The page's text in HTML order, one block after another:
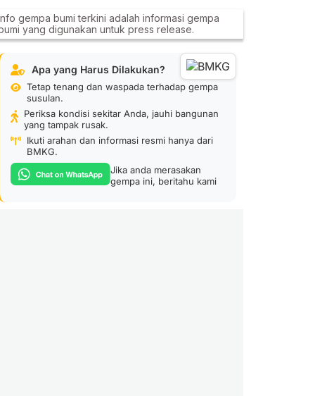
gempa bumi terkini adalah informasi gempa
yang digunakan untuk press release.